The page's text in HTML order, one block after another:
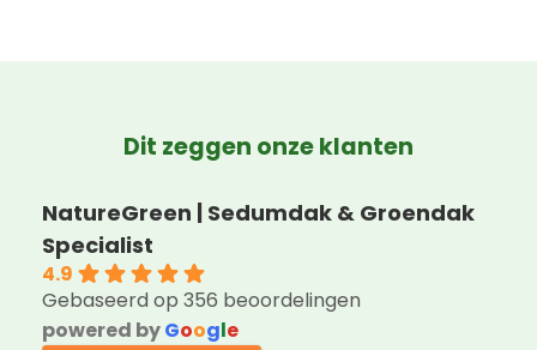
Dit zeggen onze klanten
NatureGreen | Sedumdak & Groendak
Specialist
4.9
Gebaseerd op 356 beoordelingen
powered byGoogle